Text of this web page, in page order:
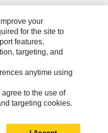
your
for the site to
features,
targeting, and
anytime using
to the use of
targeting cookies.